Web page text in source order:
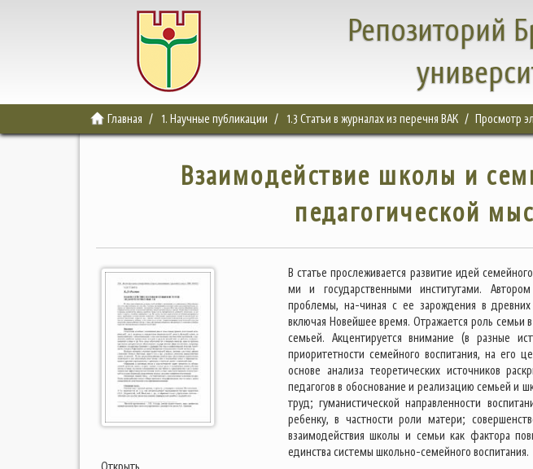
Репозиторий
Главная 1. Научные публикации 1.3 Статьи в журналах из перечня ВАК Просмотр
Взаимодействие школы и
педагогической
В статье прослеживается развитие идей
ми и государственными институтами. Автором
проблемы, на-чиная с ее зарождения в древних
включая Новейшее время. Отражается роль семьи
семьей. Акцентируется внимание (в разные
приоритетности семейного воспитания, на его
основе анализа теоретических источников
педагогов в обоснование и реализацию семьей и
труд; гуманистической направленности
ребенку, в частности роли матери;
взаимодействия школы и семьи как фактора
единства системы школьно-семейного воспитания.